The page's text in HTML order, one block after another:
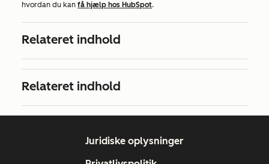
hvordan du kan få hjælp hos HubSpot.
Relateret indhold
Relateret indhold
Juridiske oplysninger